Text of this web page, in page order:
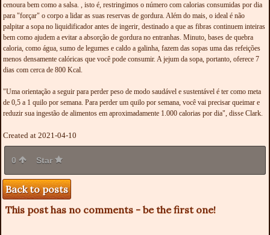
cenoura bem como a salsa. , isto é, restringimos o número com calorias consumidas por dia
para "forçar" o corpo a lidar as suas reservas de gordura. Além do mais, o ideal é não
palpitar a sopa no liquidificador antes de ingerir, destinado a que as fibras continuem inteiras
bem como ajudem a evitar a absorção de gordura no entranhas. Minuto, bases de quebra
caloria, como água, sumo de legumes e caldo a galinha, fazem das sopas uma das refeições
menos densamente calóricas que você pode consumir. A jejum da sopa, portanto, oferece 7
dias com cerca de 800 Kcal.
"Uma orientação a seguir para perder peso de modo saudável e sustentável é ter como meta
de 0,5 a 1 quilo por semana. Para perder um quilo por semana, você vai precisar queimar e
reduzir sua ingestão de alimentos em aproximadamente 1.000 calorias por dia", disse Clark.
Created at 2021-04-10
0 Star
Back to posts
This post has no comments - be the first one!